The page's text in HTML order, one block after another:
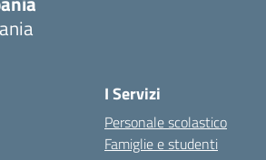
I Servizi
Personale scolastico
Famiglie e studenti